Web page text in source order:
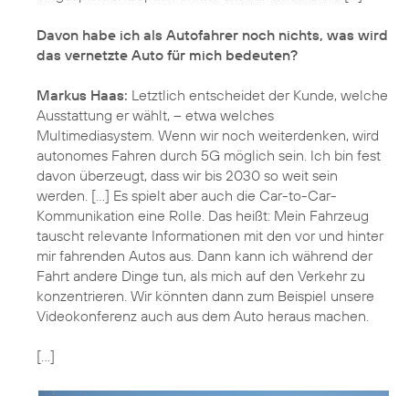
Davon habe ich als Autofahrer noch nichts, was wird
das vernetzte Auto für mich bedeuten?
Markus Haas: Letztlich entscheidet der Kunde, welche
Ausstattung er wählt, – etwa welches
Multimediasystem. Wenn wir noch weiterdenken, wird
autonomes Fahren durch 5G möglich sein. Ich bin fest
davon überzeugt, dass wir bis 2030 so weit sein
werden. [...] Es spielt aber auch die Car-to-Car-
Kommunikation eine Rolle. Das heißt: Mein Fahrzeug
tauscht relevante Informationen mit den vor und hinter
mir fahrenden Autos aus. Dann kann ich während der
Fahrt andere Dinge tun, als mich auf den Verkehr zu
konzentrieren. Wir könnten dann zum Beispiel unsere
Videokonferenz auch aus dem Auto heraus machen.
[...]